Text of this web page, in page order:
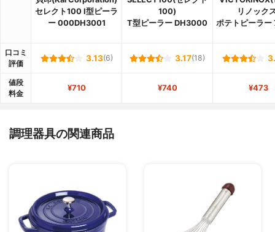
セレクト100 I型ピーラ
ー 000DH3001
100)
T型ピーラー DH3000
リノック
ポテトピーラー
口コミ
評価
3.13(6) 3.17(18)
値段
料金
¥710 ¥740 ¥473
調理器具の関連商品